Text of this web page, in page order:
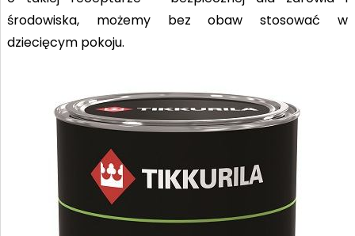
środowiska, możemy bez obaw stosować w
dziecięcym pokoju.